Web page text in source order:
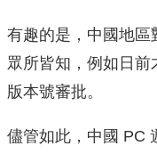
有趣的是，中國地區
眾所皆知，例如日
版本號審批。
儘管如此，中國 PC